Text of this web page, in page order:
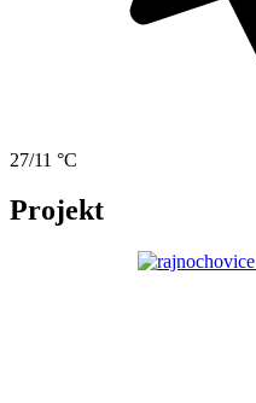
27/11 °C
Projekt